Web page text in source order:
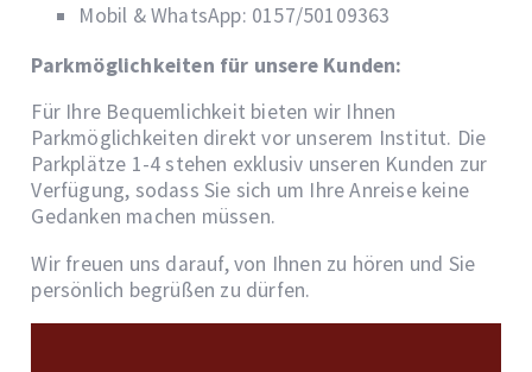
Mobil & WhatsApp: 0157/50109363
Parkmöglichkeiten für unsere Kunden:
Für Ihre Bequemlichkeit bieten wir Ihnen
Parkmöglichkeiten direkt vor unserem Institut. Die
Parkplätze 1-4 stehen exklusiv unseren Kunden zur
Verfügung, sodass Sie sich um Ihre Anreise keine
Gedanken machen müssen.
Wir freuen uns darauf, von Ihnen zu hören und Sie
persönlich begrüßen zu dürfen.